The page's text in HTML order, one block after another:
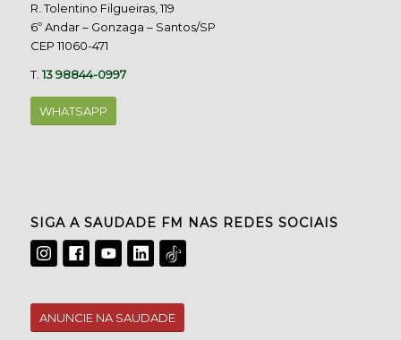
R. Tolentino Filgueiras, 119
6º Andar – Gonzaga – Santos/SP
CEP 11060-471
T.13 98844-0997
WHATSAPP
SIGA A SAUDADE FM NAS REDES SOCIAIS
ANUNCIE NA SAUDADE